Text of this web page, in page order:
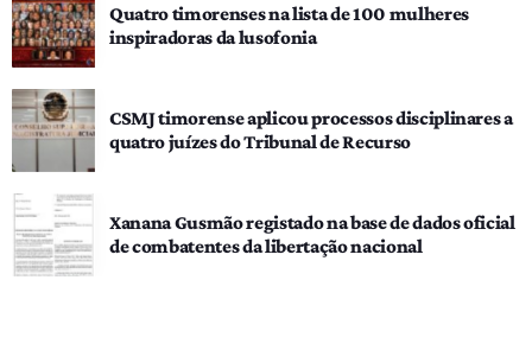
Quatro timorenses na lista de 100 mulheres
inspiradoras da lusofonia
CSMJ timorense aplicou processos disciplinares a
quatro juízes do Tribunal de Recurso
Xanana Gusmão registado na base de dados oficial
de combatentes da libertação nacional